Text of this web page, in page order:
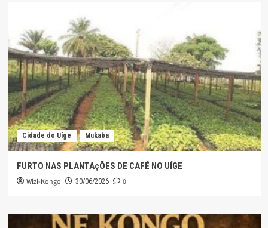
Cidade do Uíge Mukaba
FURTO NAS PLANTAçÕES DE CAFÉ NO UÍGE
Wizi-Kongo 30/06/2026 0